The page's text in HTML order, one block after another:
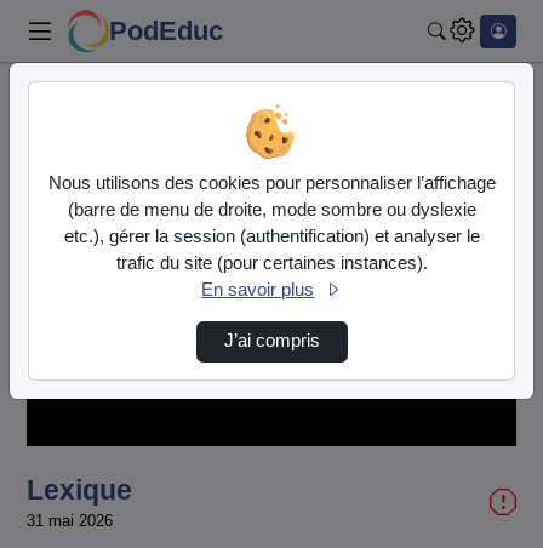
PodEduc
Lire
la
vidéo
Lexique
31 mai 2026
Nous utilisons des cookies pour personnaliser l’affichage
(barre de menu de droite, mode sombre ou dyslexie
etc.), gérer la session (authentification) et analyser le
trafic du site (pour certaines instances).
En savoir plus
J’ai compris